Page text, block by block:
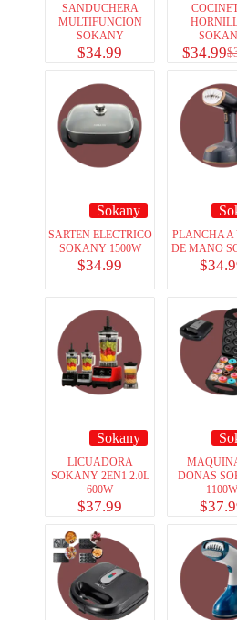
SANDUCHERA
MULTIFUNCION
SOKANY
$34.99 $
$34.99
Sokany
SARTEN ELECTRICO
SOKANY 1500W
$34.99
PLANCHA A
DE MANO
$
Sokany
LICUADORA
SOKANY 2EN1 2.0L
600W
$37.99
DONAS
1100W
$